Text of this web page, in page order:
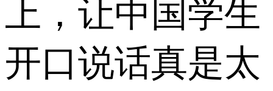
上，让中国学生
开口说话真是太